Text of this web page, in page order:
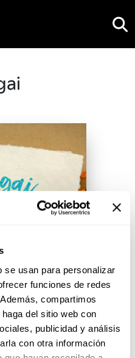
se usan para personalizar
funciones de redes
compartimos
del sitio web con
publicidad y análisis
con otra información
identificar tu
la vida?
Miralles para
todo sobre el